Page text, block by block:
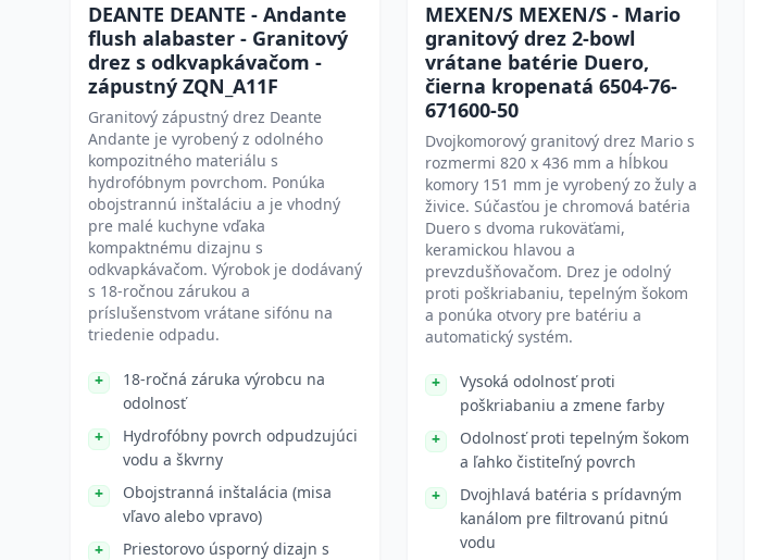
DEANTE DEANTE - Andante
flush alabaster - Granitový
drez s odkvapkávačom -
zápustný ZQN_A11F
Granitový zápustný drez Deante
Andante je vyrobený z odolného
kompozitného materiálu s
hydrofóbnym povrchom. Ponúka
obojstrannú inštaláciu a je vhodný
pre malé kuchyne vďaka
kompaktnému dizajnu s
odkvapkávačom. Výrobok je dodávaný
s 18-ročnou zárukou a
príslušenstvom vrátane sifónu na
triedenie odpadu.
18-ročná záruka výrobcu na
odolnosť
Hydrofóbny povrch odpudzujúci
vodu a škvrny
Obojstranná inštalácia (misa
vľavo alebo vpravo)
Priestorovo úsporný dizajn s
MEXEN/S MEXEN/S - Mario
granitový drez 2-bowl
vrátane batérie Duero,
čierna kropenatá 6504-76-
671600-50
Dvojkomorový granitový drez Mario s
rozmermi 820 x 436 mm a hĺbkou
komory 151 mm je vyrobený zo žuly a
živice. Súčasťou je chromová batéria
Duero s dvoma rukoväťami,
keramickou hlavou a
prevzdušňovačom. Drez je odolný
proti poškriabaniu, tepelným šokom
a ponúka otvory pre batériu a
automatický systém.
Vysoká odolnosť proti
poškriabaniu a zmene farby
Odolnosť proti tepelným šokom
a ľahko čistiteľný povrch
Dvojhlavá batéria s prídavným
kanálom pre filtrovanú pitnú
vodu